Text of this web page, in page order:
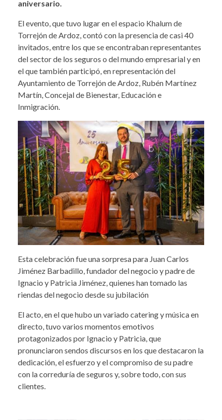
aniversario.
El evento, que tuvo lugar en el espacio Khalum de
Torrejón de Ardoz, contó con la presencia de casi 40
invitados, entre los que se encontraban representantes
del sector de los seguros o del mundo empresarial y en
el que también participó, en representación del
Ayuntamiento de Torrejón de Ardoz, Rubén Martínez
Martín, Concejal de Bienestar, Educación e
Inmigración.
Esta celebración fue una sorpresa para Juan Carlos
Jiménez Barbadillo, fundador del negocio y padre de
Ignacio y Patricia Jiménez, quienes han tomado las
riendas del negocio desde su jubilación
El acto, en el que hubo un variado catering y música en
directo, tuvo varios momentos emotivos
protagonizados por Ignacio y Patricia, que
pronunciaron sendos discursos en los que destacaron la
dedicación, el esfuerzo y el compromiso de su padre
con la correduría de seguros y, sobre todo, con sus
clientes.